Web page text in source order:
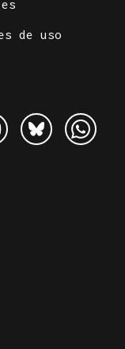
de uso